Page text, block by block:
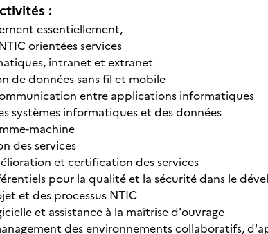
:
essentiellement,
orientées services
intranet et extranet
de données sans fil et mobile
entre applications informatiques
systèmes informatiques et des données
machine
des services
et certification des services
pour la qualité et la sécurité dans le
et des processus NTIC
et assistance à la maîtrise d'ouvrage
des environnements collaboratifs,